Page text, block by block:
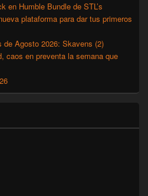
en Humble Bundle de STL’s
plataforma para dar tus primeros
de Agosto 2026: Skavens (2)
caos en preventa la semana que